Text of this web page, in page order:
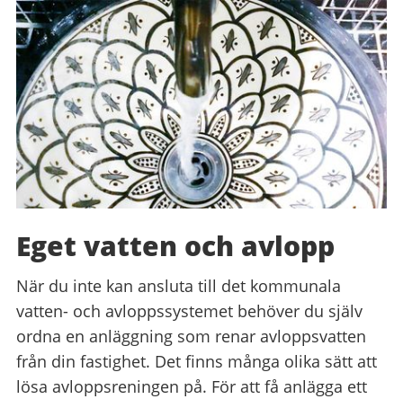
Eget vatten och avlopp
När du inte kan ansluta till det kommunala
vatten- och avloppssystemet behöver du själv
ordna en anläggning som renar avloppsvatten
från din fastighet. Det finns många olika sätt att
lösa avloppsreningen på. För att få anlägga ett